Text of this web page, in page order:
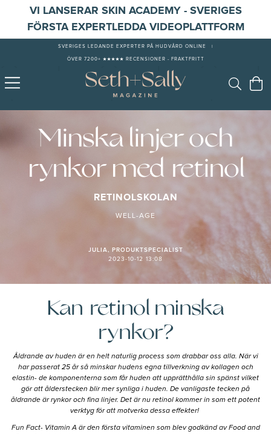
VI LANSERAR SKIN ACADEMY - SVERIGES
FÖRSTA EXPERTLEDDA VIDEOPLATTFORM
SVERIGES LEDANDE EXPERTER PÅ HUDVÅRD ONLINE
ÖVER 7200+ ★★★★★ RECENSIONER - FRAKTFRITT
Minska linjer och
rynkor med retinol
RETINOLSKOLAN
WELL-AGE
JULIA, PRODUKTSPECIALIST
2023-10-12 13:08
Kan retinol minska
rynkor?
Åldrande av huden är en helt naturlig process som drabbar oss alla. När vi
har passerat 25 år så minskar hudens egna tillverkning av kollagen och
elastin- de komponenterna som får huden att upprätthålla sin spänst vilket
gör att ålderstecken blir mer synliga i huden. De vanligaste tecken på
åldrande är rynkor och fina linjer. Det är nu retinol kommer in som ett potent
verktyg för att motverka dessa effekter!
Fun Fact- Vitamin A är den första vitaminen som blev godkänd av Food and